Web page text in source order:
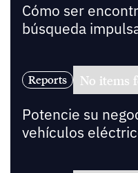
Cómo ser
búsqueda
Reports No items
Potencie su
vehículos